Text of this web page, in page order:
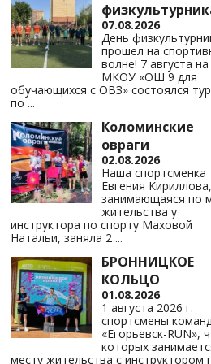
07.08.2026
День
прошел на
волне! 7 августа
МКОУ «ОШ 9 для
обучающихся с ОВЗ» состоялся
по...
Коломинские
овраги
02.08.2026
Наша спортсменка
Евгения Кириллова,
занимающаяся по
жительства у
инструктора по спорту Маховой
Натальи, заняла 2 ...
БРОННИЦКОЕ
КОЛЬЦО
01.08.2026
1 августа 2026 г.
спортсмены
«Егорьевск-RUN»,
которых
месту жительства с инструктором